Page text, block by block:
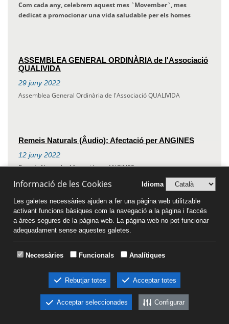
Com cada any, celebrem aquest mes `Movember`, mes
dedicat a promocionar una vida saludable per els homes
ASSEMBLEA GENERAL ORDINÀRIA de l'Associació
QUALIVIDA
29 juny 2022
Assemblea General Ordinària de l'Associació QUALIVIDA
Remeis Naturals (Âudio): Afectació per ANGINES
12 juny 2022
Remeis Naturals: Afectació per ANGINES
Remeis Naturals: MATA / LLENTIOSCLE
30a fitxa/article sobre remeis naturals d'en Miquel Biarnés,
publicada per Diari MÉS EBRE, de les TERRES D L'EBRE
Remeis Naturals: FIGUERA
Informació de les Cookies Idioma
Les galetes necessàries ajuden a fer una pàgina web utilitzable
activant funcions bàsiques com la navegació a la pàgina i l'accés
a àrees segures de la pàgina web. La pàgina web no pot funcionar
adequadament sense aquestes galetes.
Necessàries Funcionals Analítiques
Rebutjar totes Acceptar totes
Acceptar seleccionades Configurar